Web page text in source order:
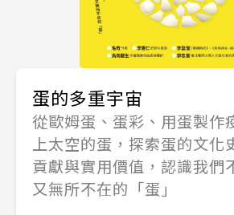
蛋的多重宇宙
從歐姆蛋、蛋彩、用蛋製作
上太空的蛋，探索蛋的文化
貢獻與實用價值，認識我們
又無所不在的「蛋」